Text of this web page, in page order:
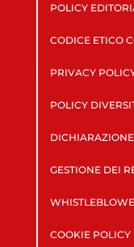
POLICY
CODICE ETICO
PRIVACY
POLICY
GESTIONE DEI
COOKIE POLICY